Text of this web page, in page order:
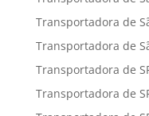
Transportadora de
Transportadora de
Transportadora de
Transportadora de